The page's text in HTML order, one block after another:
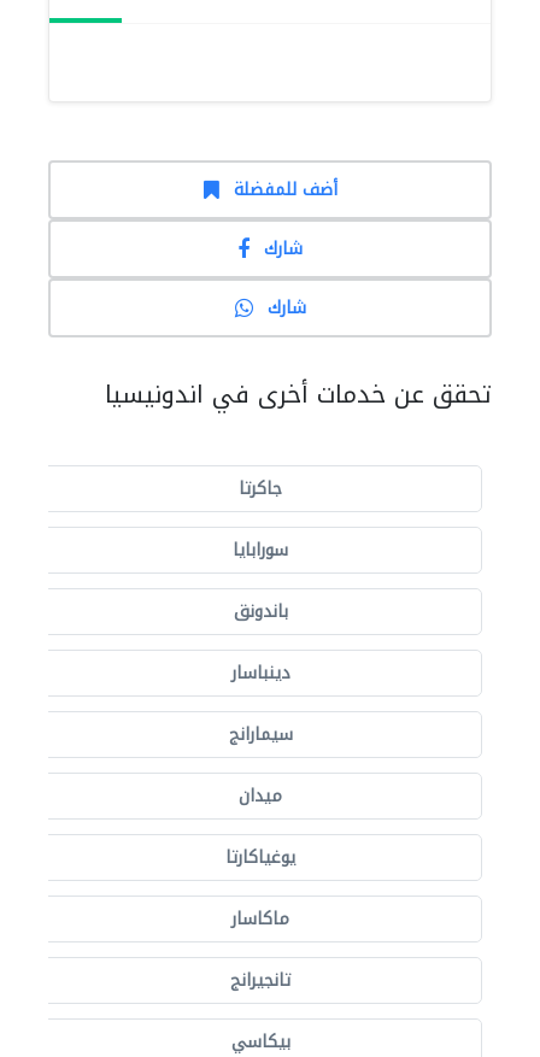
أضف للمفضلة
شارك
شارك
تحقق عن خدمات أخرى في اندونيسيا
جاكرتا
سورابايا
باندونق
دينباسار
سيمارانج
ميدان
يوغياكارتا
ماكاسار
تانجيرانج
بيكاسي